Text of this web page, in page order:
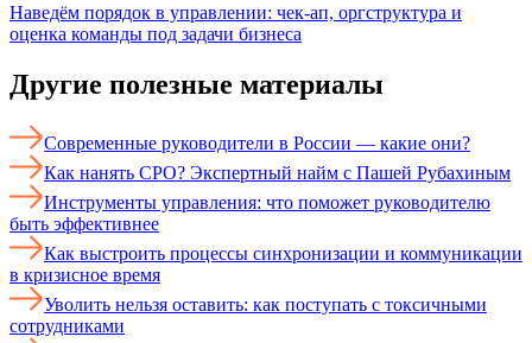
Наведём порядок в управлении: чек-ап, оргструктура и
оценка команды под задачи бизнеса
Другие полезные материалы
Современные руководители в России — какие они?
Как нанять CPO? Экспертный найм с Пашей Рубахиным
Инструменты управления: что поможет руководителю
быть эффективнее
Как выстроить процессы синхронизации и коммуникации
в кризисное время
Уволить нельзя оставить: как поступать с токсичными
сотрудниками